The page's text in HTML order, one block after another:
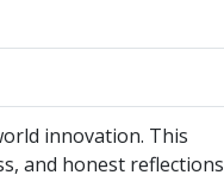
innovation. This
and honest reflections